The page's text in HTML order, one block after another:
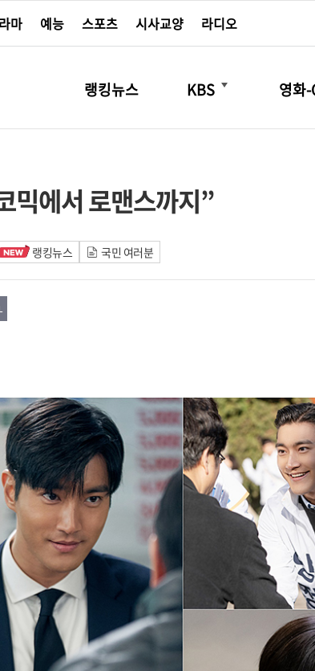
마 예능 스포츠 시사교양 라디오
랭킹뉴스 KBS
더보기
영화
더보기
믹에서 로맨스까지”
랭킹뉴스 국민 여러분